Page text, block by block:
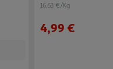
16.63 €/Kg
4,99 €